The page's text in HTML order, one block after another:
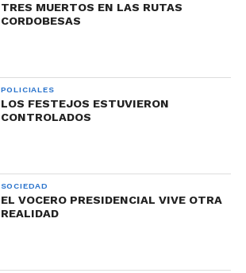
TRES MUERTOS EN LAS RUTAS
CORDOBESAS
POLICIALES
LOS FESTEJOS ESTUVIERON
CONTROLADOS
SOCIEDAD
EL VOCERO PRESIDENCIAL VIVE OTRA
REALIDAD